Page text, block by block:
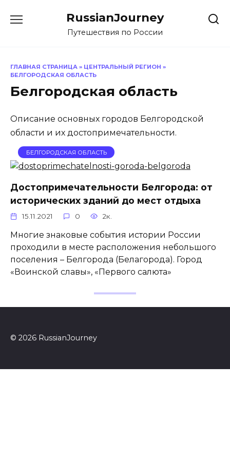
RussianJourney
Путешествия по России
ГЛАВНАЯ СТРАНИЦА » ЦЕНТРАЛЬНЫЙ РЕГИОН »
БЕЛГОРОДСКАЯ ОБЛАСТЬ
Белгородская область
Описание основных городов Белгородской
области и их достопримечательности.
БЕЛГОРОДСКАЯ ОБЛАСТЬ
Достопримечательности Белгорода: от
исторических зданий до мест отдыха
15.11.2021 0 2к.
Многие знаковые события истории России
проходили в месте расположения небольшого
поселения – Белгорода (Белагорода). Город
«Воинской славы», «Первого салюта»
© 2026 RussianJourney